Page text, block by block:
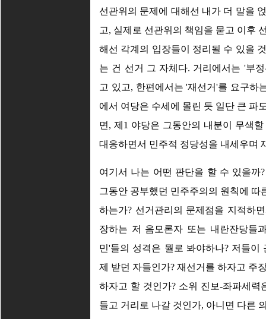
선관위의 문제에 대해선 내가 더 말을
고, 실제로 선관위의 책임을 묻고 이후
해선 각계의 입장들이 정리될 수 있을
는 건 선거 그 자체다. 거리에서는 '부
고 있고, 한편에서는 '재선거'를 요구하
에서 여당은 수세에 몰린 듯 일단 큰 파
면, 제1 야당은 그동안의 내분이 무색
대응하면서 민주적 정당성을 내세우며
여기서 나는 어떤 판단을 할 수 있을까
그동안 공부했던 민주주의의 원칙에
하는가? 선거관리의 문제점을 지적하
장하는 저 음모론자 또는 내란잔당들
민'들의 성격은 뭘로 봐야하나? 저들
제 받던 자들인가? 재선거를 하자고 주
하자고 할 것인가? 소위 진보-좌파세
들고 거리로 나갈 것인가, 아니면 다른